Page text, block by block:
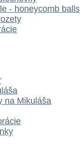
- honeycomb balls
na Mikuláša